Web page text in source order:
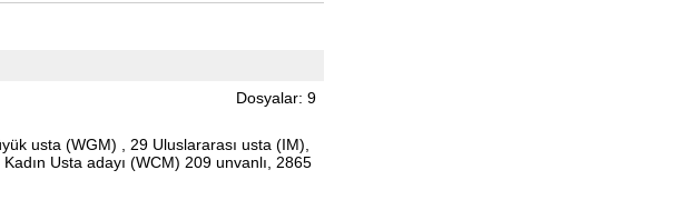
Dosyalar: 9
usta (WGM) , 29 Uluslararası usta (IM),
Usta adayı (WCM) 209 unvanlı, 2865